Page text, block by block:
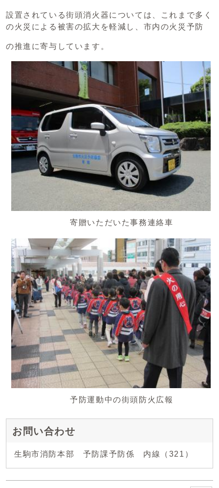
設置されている街頭消火器については、これまで多く
の火災による被害の拡大を軽減し、市内の火災予防
の推進に寄与しています。
寄贈いただいた事務連絡車
予防運動中の街頭防火広報
お問い合わせ
生駒市消防本部 予防課予防係 内線（321）